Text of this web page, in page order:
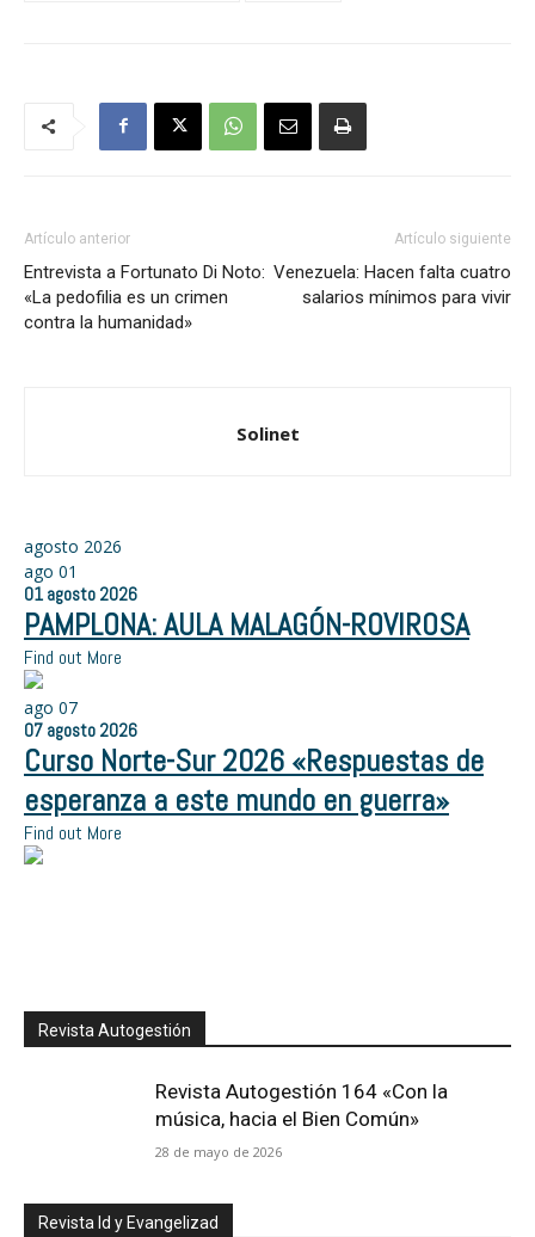
Artículo anterior
Entrevista a Fortunato Di Noto:
«La pedofilia es un crimen
contra la humanidad»
Artículo siguiente
Venezuela: Hacen falta cuatro
salarios mínimos para vivir
Solinet
agosto 2026
ago 01
01 agosto 2026
PAMPLONA: AULA MALAGÓN-ROVIROSA
Find out More
ago 07
07 agosto 2026
Curso Norte-Sur 2026 «Respuestas de
esperanza a este mundo en guerra»
Find out More
Revista Autogestión
Revista Autogestión 164 «Con la
música, hacia el Bien Común»
28 de mayo de 2026
Revista Id y Evangelizad